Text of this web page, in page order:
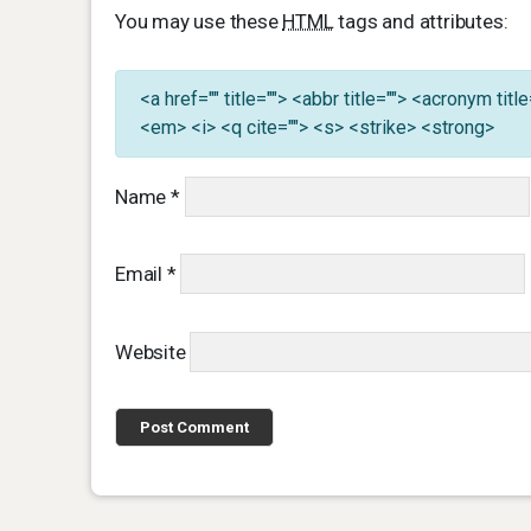
You may use these HTML tags and attributes:
<a href="" title=""> <abbr title=""> <acronym
<em> <i> <q cite=""> <s> <strike> <strong>
Name *
Email *
Website